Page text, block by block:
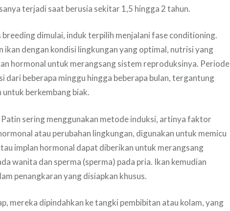
terjadi saat berusia sekitar 1,5 hingga 2 tahun.
dimulai, induk terpilih menjalani fase conditioning.
ikan dengan kondisi lingkungan yang optimal, nutrisi yang
hormonal untuk merangsang sistem reproduksinya. Periode
dari beberapa minggu hingga beberapa bulan, tergantung
untuk berkembang biak.
sering menggunakan metode induksi, artinya faktor
atau perubahan lingkungan, digunakan untuk memicu
implan hormonal dapat diberikan untuk merangsang
wanita dan sperma (sperma) pada pria. Ikan kemudian
penangkaran yang disiapkan khusus.
mereka dipindahkan ke tangki pembibitan atau kolam, yang